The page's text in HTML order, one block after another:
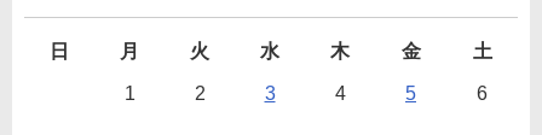
日 月 火 水 木 金
土
1
2 3 4 5 6